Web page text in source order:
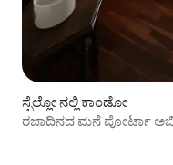
ಸ್ಪೆಲ್ಲೋ ನಲ್ಲಿ ಕಾಂಡೋ
ರಜಾದಿನದ ಮನೆ ಪೋರ್ಟಾ